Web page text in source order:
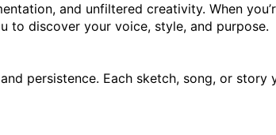
and unfiltered creativity. When
to discover your voice, style, and purpose.
persistence. Each sketch, song, or